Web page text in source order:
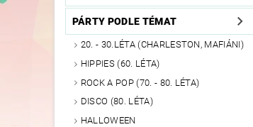
PÁRTY PODLE TÉMAT
20. - 30.LÉTA (CHARLESTON, MAFIÁNI)
HIPPIES (60. LÉTA)
ROCK A POP (70. - 80. LÉTA)
DISCO (80. LÉTA)
HALLOWEEN